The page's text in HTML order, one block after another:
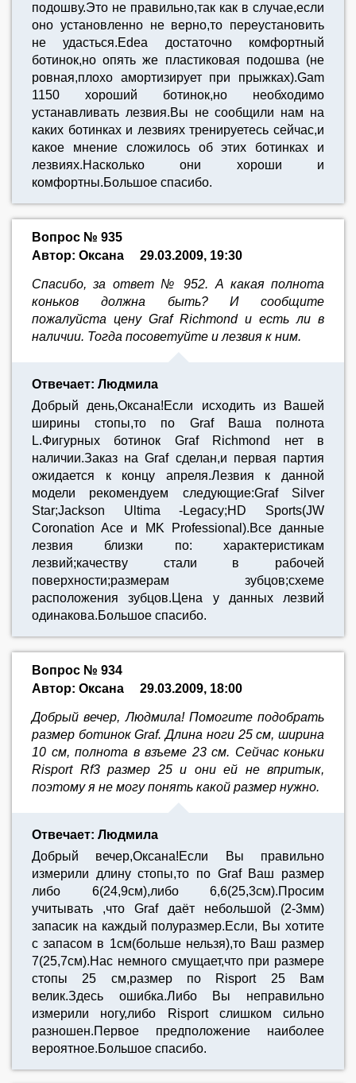
подошву.Это не правильно,так как в случае,если
оно установленно не верно,то переустановить
не удасться.Edea достаточно комфортный
ботинок,но опять же пластиковая подошва (не
ровная,плохо амортизирует при прыжках).Gam
1150 хороший ботинок,но необходимо
устанавливать лезвия.Вы не сообщили нам на
каких ботинках и лезвиях тренируетесь сейчас,и
какое мнение сложилось об этих ботинках и
лезвиях.Насколько они хороши и
комфортны.Большое спасибо.
Вопрос № 935
Автор: Оксана
29.03.2009, 19:30
Спасибо, за ответ № 952. А какая полнота
коньков должна быть? И сообщите
пожалуйста цену Graf Richmond и есть ли в
наличии. Тогда посоветуйте и лезвия к ним.
Отвечает: Людмила
Добрый день,Оксана!Если исходить из Вашей
ширины стопы,то по Graf Ваша полнота
L.Фигурных ботинок Graf Richmond нет в
наличии.Заказ на Graf сделан,и первая партия
ожидается к концу апреля.Лезвия к данной
модели рекомендуем следующие:Graf Silver
Star;Jackson Ultima -Legacy;HD Sports(JW
Coronation Ace и MK Professional).Все данные
лезвия близки по: характеристикам
лезвий;качеству стали в рабочей
поверхности;размерам зубцов;схеме
расположения зубцов.Цена у данных лезвий
одинакова.Большое спасибо.
Вопрос № 934
Автор: Оксана
29.03.2009, 18:00
Добрый вечер, Людмила! Помогите подобрать
размер ботинок Graf. Длина ноги 25 см, ширина
10 см, полнота в взъеме 23 см. Сейчас коньки
Risport Rf3 размер 25 и они ей не впритык,
поэтому я не могу понять какой размер нужно.
Отвечает: Людмила
Добрый вечер,Оксана!Если Вы правильно
измерили длину стопы,то по Graf Ваш размер
либо 6(24,9см),либо 6,6(25,3см).Просим
учитывать ,что Graf даёт небольшой (2-3мм)
запасик на каждый полуразмер.Если, Вы хотите
с запасом в 1см(больше нельзя),то Ваш размер
7(25,7см).Нас немного смущает,что при размере
стопы 25 см,размер по Risport 25 Вам
велик.Здесь ошибка.Либо Вы неправильно
измерили ногу,либо Risport слишком сильно
разношен.Первое предположение наиболее
вероятное.Большое спасибо.